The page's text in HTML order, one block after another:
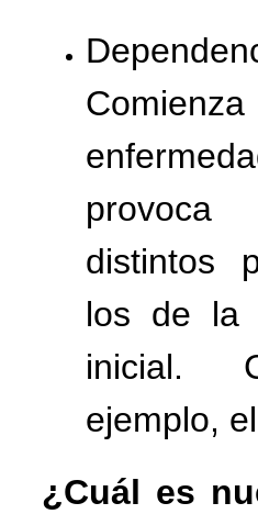
provoca
distintos
los de la
inicial.
ejemplo,
¿Cuál es